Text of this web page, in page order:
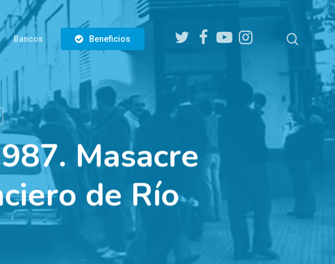
Bancos Beneficios
twitter facebookyoutubeinstagram search
Masacre
de Río